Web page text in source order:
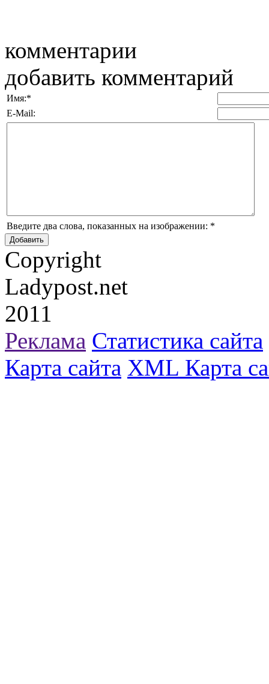
комментарии
добавить комментарий
Имя:*
E-Mail:
Введите два слова, показанных на изображении: *
Copyright
Ladypost.net
2011
Реклама Статистика сайта
Карта сайта XML Карта